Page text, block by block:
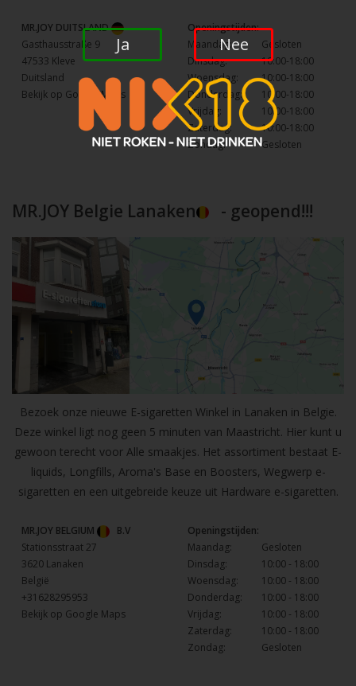
MR.JOY DUITSLAND
Gasthausstraße 9
47533 Kleve
Duitsland
Bekijk op Google Maps
Openingstijden:
Maandag:
Gesloten
Dinsdag:
10:00-18:00
Woensdag:
10:00-18:00
Donderdag:
10:00-18:00
Vrijdag:
10:00-18:00
Zaterdag:
10:00-18:00
Zondag:
Gesloten
MR.JOY Belgie Lanaken - geopend!!!
Bezoek onze nieuwe E-sigaretten Winkel in Lanaken in Belgie.
Deze winkel ligt nog geen 5 minuten van Maastricht. Hier kunt u
gewoon terecht voor Alle smaakjes. Het assortiment bestaat E-
liquids, Longfills, Aroma's Base en Boosters, Wegwerp e-
sigaretten en een uitgebreide keuze uit Hardware e-sigaretten.
MR.JOY BELGIUM
B.V
Stationsstraat 27
3620 Lanaken
België
+31628295953
Bekijk op Google Maps
Openingstijden:
Maandag:
Gesloten
Dinsdag:
10:00 - 18:00
Woensdag:
10:00 - 18:00
Donderdag:
10:00 - 18:00
Vrijdag:
10:00 - 18:00
Zaterdag:
10:00 - 18:00
Zondag:
Gesloten
Ja Nee